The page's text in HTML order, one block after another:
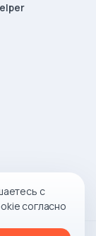
с
согласно